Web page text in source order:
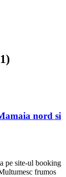
nord si
pe site-ul booking
frumos